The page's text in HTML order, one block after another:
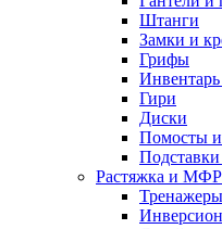
Штанги
Замки и
Грифы
Инвентарь
Гири
Диски
Помосты
Растяжка и МФР